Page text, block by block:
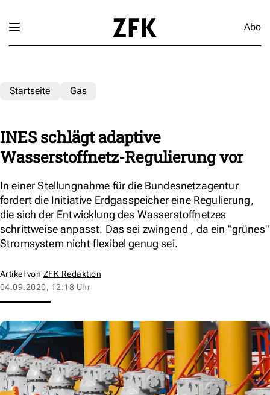
Abo
Startseite Gas
INES schlägt adaptive
Wasserstoffnetz-Regulierung vor
In einer Stellungnahme für die Bundesnetzagentur
fordert die Initiative Erdgasspeicher eine Regulierung,
die sich der Entwicklung des Wasserstoffnetzes
schrittweise anpasst. Das sei zwingend , da ein "grünes"
Stromsystem nicht flexibel genug sei.
Artikel von ZFK Redaktion
04.09.2020, 12:18 Uhr